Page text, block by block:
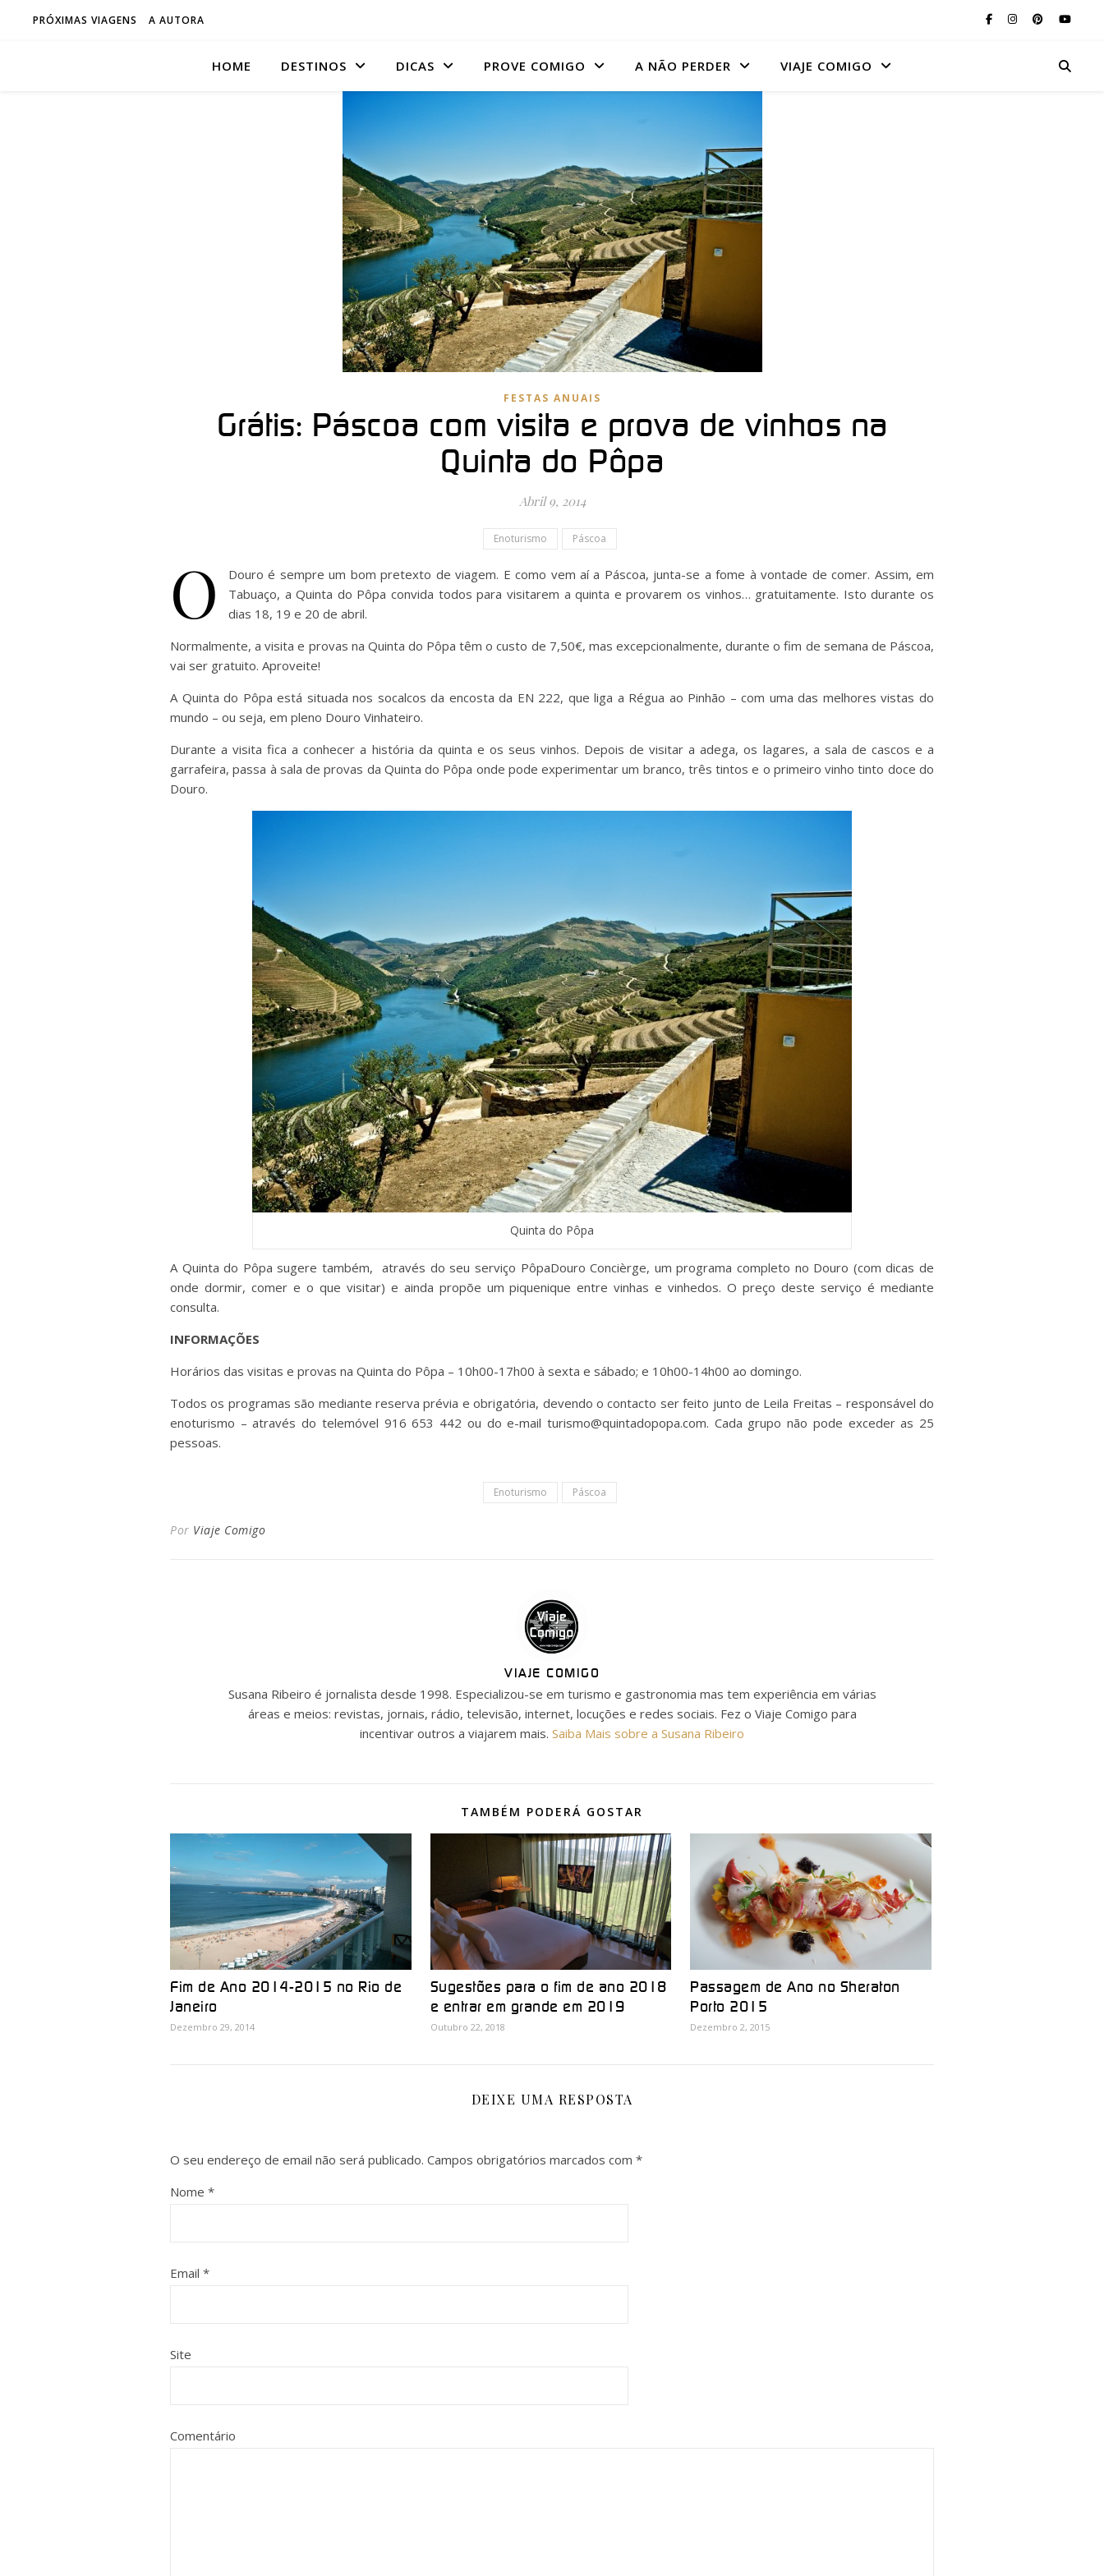
PRÓXIMAS VIAGENS A AUTORA
HOME DESTINOS DICAS PROVE COMIGO A NÃO PERDER VIAJE COMIGO
FESTAS ANUAIS
Grátis: Páscoa com visita e prova de vinhos na
Quinta do Pôpa
Abril 9, 2014
Enoturismo Páscoa
O
Douro é sempre um bom pretexto de viagem. E como vem aí a Páscoa, junta-se a fome à vontade de comer. Assim, em
Tabuaço, a Quinta do Pôpa convida todos para visitarem a quinta e provarem os vinhos… gratuitamente. Isto durante os
dias 18, 19 e 20 de abril.
Normalmente, a visita e provas na Quinta do Pôpa têm o custo de 7,50€, mas excepcionalmente, durante o fim de semana de Páscoa,
vai ser gratuito. Aproveite!
A Quinta do Pôpa está situada nos socalcos da encosta da EN 222, que liga a Régua ao Pinhão – com uma das melhores vistas do
mundo – ou seja, em pleno Douro Vinhateiro.
Durante a visita fica a conhecer a história da quinta e os seus vinhos. Depois de visitar a adega, os lagares, a sala de cascos e a
garrafeira, passa à sala de provas da Quinta do Pôpa onde pode experimentar um branco, três tintos e o primeiro vinho tinto doce do
Douro.
Quinta do Pôpa
A Quinta do Pôpa sugere também, através do seu serviço PôpaDouro Concièrge, um programa completo no Douro (com dicas de
onde dormir, comer e o que visitar) e ainda propõe um piquenique entre vinhas e vinhedos. O preço deste serviço é mediante
consulta.
INFORMAÇÕES
Horários das visitas e provas na Quinta do Pôpa – 10h00-17h00 à sexta e sábado; e 10h00-14h00 ao domingo.
Todos os programas são mediante reserva prévia e obrigatória, devendo o contacto ser feito junto de Leila Freitas – responsável do
enoturismo – através do telemóvel 916 653 442 ou do e-mail turismo@quintadopopa.com. Cada grupo não pode exceder as 25
pessoas.
Enoturismo Páscoa
Por Viaje Comigo
VIAJE COMIGO
Susana Ribeiro é jornalista desde 1998. Especializou-se em turismo e gastronomia mas tem experiência em várias
áreas e meios: revistas, jornais, rádio, televisão, internet, locuções e redes sociais. Fez o Viaje Comigo para
incentivar outros a viajarem mais. Saiba Mais sobre a Susana Ribeiro
TAMBÉM PODERÁ GOSTAR
Fim de Ano 2014-2015 no Rio de
Janeiro
Dezembro 29, 2014
Sugestões para o fim de ano 2018
e entrar em grande em 2019
Outubro 22, 2018
Passagem de Ano no Sheraton
Porto 2015
Dezembro 2, 2015
DEIXE UMA RESPOSTA
O seu endereço de email não será publicado. Campos obrigatórios marcados com *
Nome *
Email *
Site
Comentário